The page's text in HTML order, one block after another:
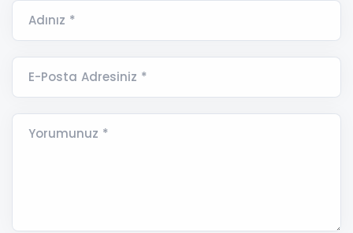
Adınız *
E-Posta Adresiniz *
Yorumunuz *